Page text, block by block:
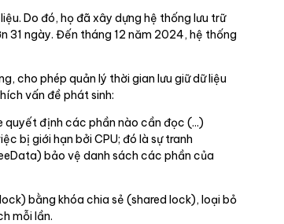
Do đó, họ đã xây dựng hệ thống lưu trữ
31 ngày. Đến tháng 12 năm 2024, hệ thống
cho phép quản lý thời gian lưu giữ dữ liệu
vấn đề phát sinh:
quyết định các phần nào cần đọc (...)
bị giới hạn bởi CPU; đó là sự tranh
bảo vệ danh sách các phần của
bằng khóa chia sẻ (shared lock), loại bỏ
mỗi lần.